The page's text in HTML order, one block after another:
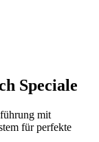
Speciale
mit
für perfekte